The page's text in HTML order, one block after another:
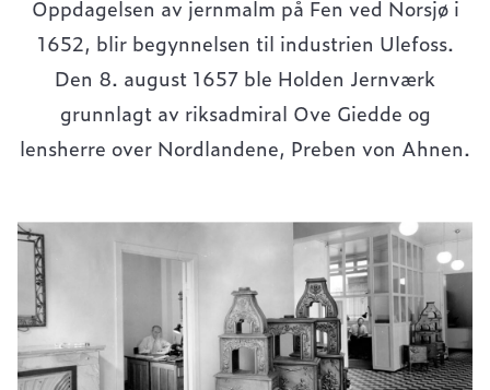
Oppdagelsen av jernmalm på Fen ved Norsjø i
1652, blir begynnelsen til industrien Ulefoss.
Den 8. august 1657 ble Holden Jernværk
grunnlagt av riksadmiral Ove Giedde og
lensherre over Nordlandene, Preben von Ahnen.